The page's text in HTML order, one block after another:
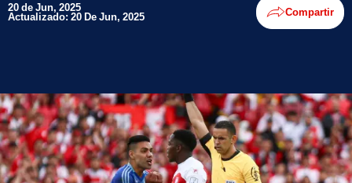
20 de Jun, 2025
Actualizado: 20 De Jun, 2025 Compartir